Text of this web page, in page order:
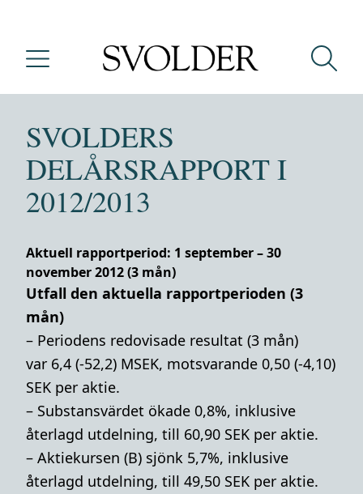
SVOLDERS
DELÅRSRAPPORT I
2012/2013
Aktuell rapportperiod: 1 september – 30
november 2012 (3 mån)
Utfall den aktuella rapportperioden (3
mån)
– Periodens redovisade resultat (3 mån)
var 6,4 (-52,2) MSEK, motsvarande 0,50 (-4,10)
SEK per aktie.
– Substansvärdet ökade 0,8%, inklusive
återlagd utdelning, till 60,90 SEK per aktie.
– Aktiekursen (B) sjönk 5,7%, inklusive
återlagd utdelning, till 49,50 SEK per aktie.